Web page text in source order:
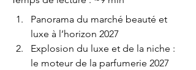
Panorama du marché beauté et
luxe à l’horizon 2027
Explosion du luxe et de la niche :
le moteur de la parfumerie 2027